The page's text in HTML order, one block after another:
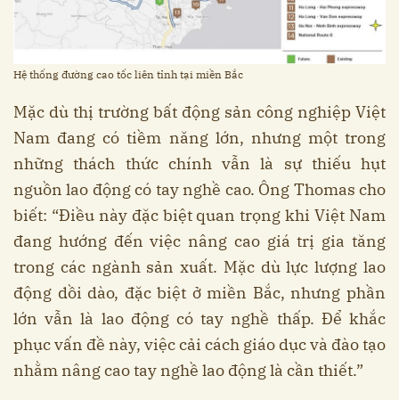
Hệ thống đường cao tốc liên tỉnh tại miền Bắc
Mặc dù thị trường bất động sản công nghiệp Việt
Nam đang có tiềm năng lớn, nhưng một trong
những thách thức chính vẫn là sự thiếu hụt
nguồn lao động có tay nghề cao. Ông Thomas cho
biết: “Điều này đặc biệt quan trọng khi Việt Nam
đang hướng đến việc nâng cao giá trị gia tăng
trong các ngành sản xuất. Mặc dù lực lượng lao
động dồi dào, đặc biệt ở miền Bắc, nhưng phần
lớn vẫn là lao động có tay nghề thấp. Để khắc
phục vấn đề này, việc cải cách giáo dục và đào tạo
nhằm nâng cao tay nghề lao động là cần thiết.”